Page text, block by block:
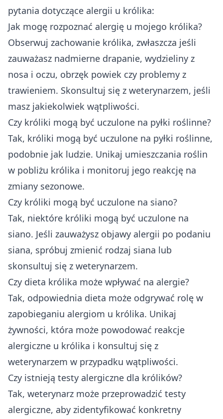
pytania dotyczące alergii u królika:
Jak mogę rozpoznać alergię u mojego królika?
Obserwuj zachowanie królika, zwłaszcza jeśli
zauważasz nadmierne drapanie, wydzieliny z
nosa i oczu, obrzęk powiek czy problemy z
trawieniem. Skonsultuj się z weterynarzem, jeśli
masz jakiekolwiek wątpliwości.
Czy króliki mogą być uczulone na pyłki roślinne?
Tak, króliki mogą być uczulone na pyłki roślinne,
podobnie jak ludzie. Unikaj umieszczania roślin
w pobliżu królika i monitoruj jego reakcję na
zmiany sezonowe.
Czy króliki mogą być uczulone na siano?
Tak, niektóre króliki mogą być uczulone na
siano. Jeśli zauważysz objawy alergii po podaniu
siana, spróbuj zmienić rodzaj siana lub
skonsultuj się z weterynarzem.
Czy dieta królika może wpływać na alergie?
Tak, odpowiednia dieta może odgrywać rolę w
zapobieganiu alergiom u królika. Unikaj
żywności, która może powodować reakcje
alergiczne u królika i konsultuj się z
weterynarzem w przypadku wątpliwości.
Czy istnieją testy alergiczne dla królików?
Tak, weterynarz może przeprowadzić testy
alergiczne, aby zidentyfikować konkretny